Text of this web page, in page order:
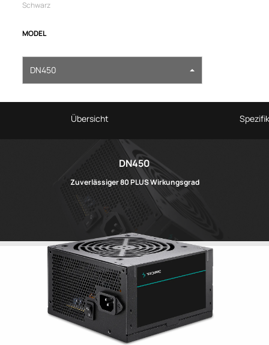
Schwarz
MODEL
DN450
Übersicht
DN450
Zuverlässiger 80 PLUS Wirkungsgrad